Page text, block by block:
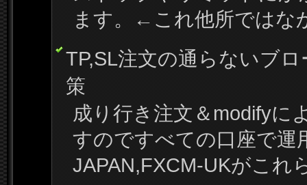
ます。←これ他所ではな
TP,SL注文の通らないブ
策
成り行き注文＆modifyに
すのですべての口座で運
JAPAN,FXCM-UKがこれ